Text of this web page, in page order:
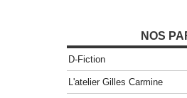
NOS
D-Fiction
L'atelier Gilles Carmine